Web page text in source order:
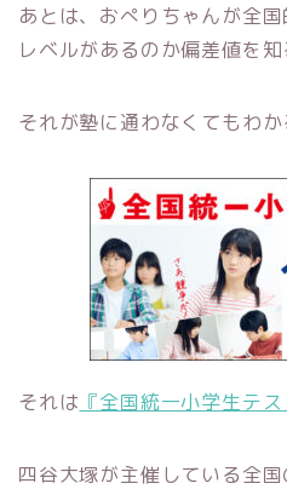
あとは、おぺりちゃんが全
レベルがあるのか偏差値を知
それが塾に通わなくてもわ
それは 『全国統一小学生テス
四谷大塚が主催している全